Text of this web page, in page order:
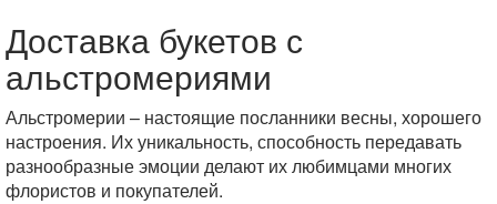
Доставка букетов с
альстромериями
Альстромерии – настоящие посланники весны, хорошего
настроения. Их уникальность, способность передавать
разнообразные эмоции делают их любимцами многих
флористов и покупателей.